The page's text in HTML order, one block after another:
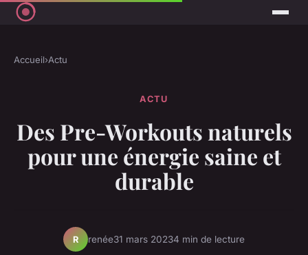
Accueil›Actu
ACTU
Des Pre-Workouts naturels
pour une énergie saine et
durable
R renée31 mars 20234 min de lecture